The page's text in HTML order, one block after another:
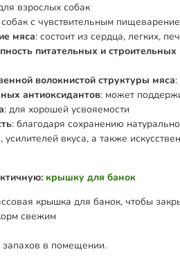
взрослых собак
с чувствительным
мяса: состоит из сердца, легких,
питательных и
волокнистой структуры мяса:
антиоксидантов: может
: для хорошей усвояемости
: благодаря сохранению
усилителей вкуса, а также
крышку для банок
крышка для банок, чтобы
свежим
запахов в помещении.